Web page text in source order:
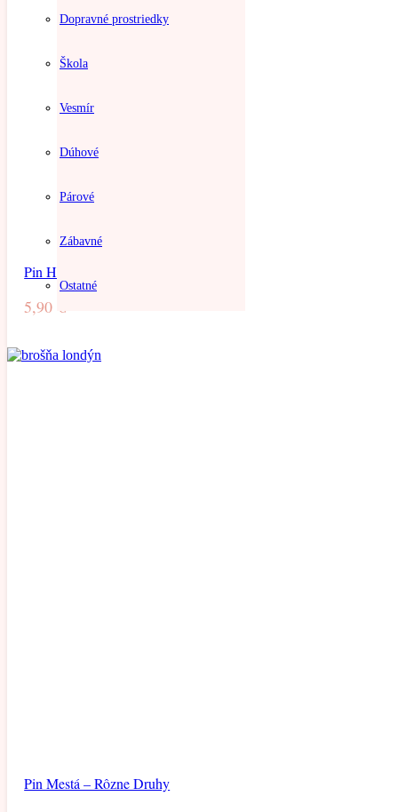
Dopravné prostriedky
Škola
Vesmír
Dúhové
Párové
Zábavné
Ostatné
Pin Holiday
5,90 €
Pin Mestá – Rôzne Druhy